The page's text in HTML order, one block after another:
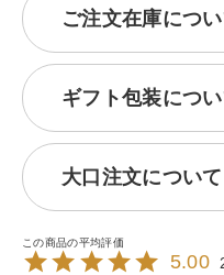
ご注文在庫につ
ギフト包装につ
大口注文について
5.00